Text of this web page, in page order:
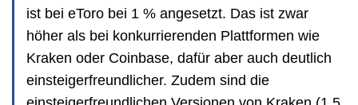
ist bei eToro bei 1 % angesetzt. Das ist zwar
höher als bei konkurrierenden Plattformen wie
Kraken oder Coinbase, dafür aber auch deutlich
einsteigerfreundlicher. Zudem sind die